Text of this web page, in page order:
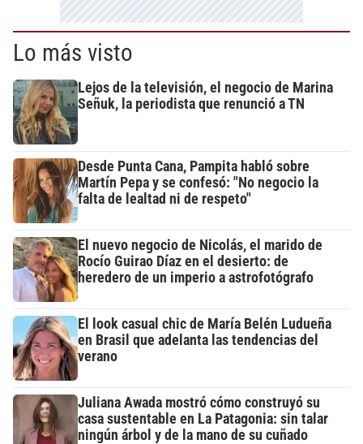
Lo más visto
Lejos de la televisión, el negocio de Marina
Señuk, la periodista que renunció a TN
Desde Punta Cana, Pampita habló sobre
Martín Pepa y se confesó: "No negocio la
falta de lealtad ni de respeto"
El nuevo negocio de Nicolás, el marido de
Rocío Guirao Díaz en el desierto: de
heredero de un imperio a astrofotógrafo
El look casual chic de María Belén Ludueña
en Brasil que adelanta las tendencias del
verano
Juliana Awada mostró cómo construyó su
casa sustentable en La Patagonia: sin talar
ningún árbol y de la mano de su cuñado